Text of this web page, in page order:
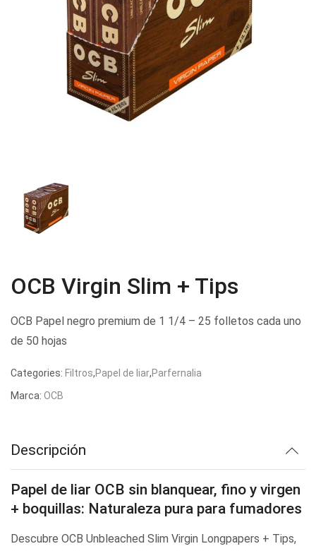
OCB Virgin Slim + Tips
OCB Papel negro premium de 1 1/4 – 25 folletos cada uno
de 50 hojas
Categories: Filtros,Papel de liar,Parfernalia
Marca: OCB
Descripción
Papel de liar OCB sin blanquear, fino y virgen
+ boquillas: Naturaleza pura para fumadores
Descubre OCB Unbleached Slim Virgin Longpapers + Tips,